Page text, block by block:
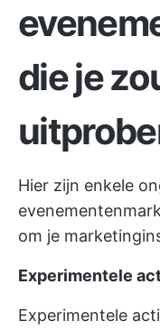
die je
Hier zijn enkele
om je
Experimentele
Experimentele